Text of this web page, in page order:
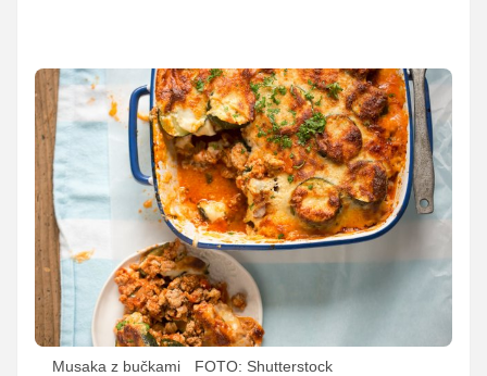
Musaka z bučkami FOTO: Shutterstock